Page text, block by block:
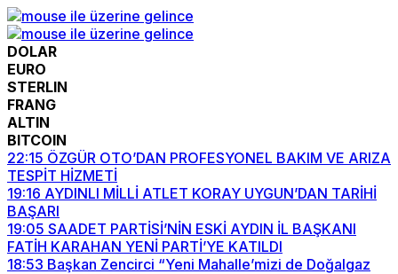
DOLAR
EURO
STERLIN
FRANG
ALTIN
BITCOIN
22:15 ÖZGÜR OTO’DAN PROFESYONEL BAKIM VE ARIZA
TESPİT HİZMETİ
19:16 AYDINLI MİLLİ ATLET KORAY UYGUN’DAN TARİHİ
BAŞARI
19:05 SAADET PARTİSİ’NİN ESKİ AYDIN İL BAŞKANI
FATİH KARAHAN YENİ PARTİ’YE KATILDI
18:53 Başkan Zencirci “Yeni Mahalle’mizi de Doğalgaz